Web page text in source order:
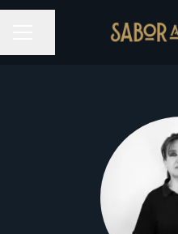
MENU DE CARREIRAS
Partilhar página